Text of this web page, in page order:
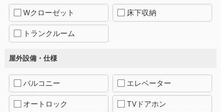
Wクローゼット 床下収納
トランクルーム
屋外設備・仕様
バルコニー エレベーター
オートロック TVドアホン